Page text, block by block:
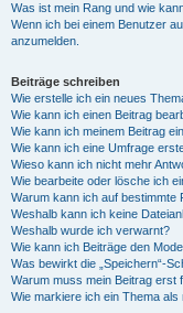
Was ist mein Rang und wie
Wenn ich bei einem Benutzer
anzumelden.
Beiträge schreiben
Wie erstelle ich ein neues
Wie kann ich einen Beitrag
Wie kann ich meinem Beitrag
Wie kann ich eine Umfrage
Wieso kann ich nicht mehr
Wie bearbeite oder lösche ich
Warum kann ich auf bestimmte
Weshalb kann ich keine
Weshalb wurde ich verwarnt?
Wie kann ich Beiträge den
Was bewirkt die „Speichern“-
Warum muss mein Beitrag erst
Wie markiere ich ein Thema als